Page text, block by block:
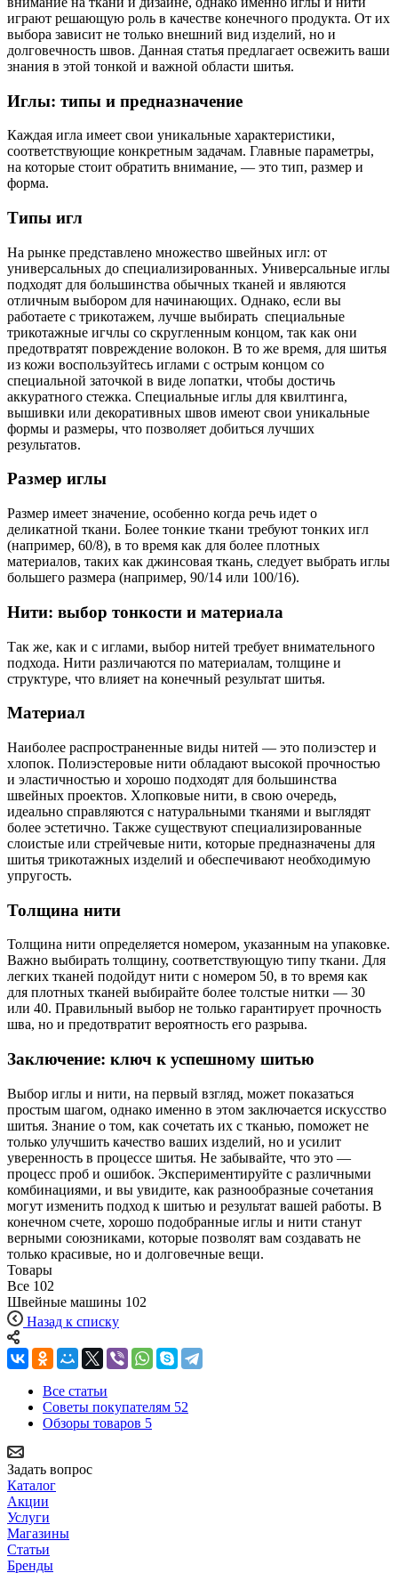
играют решающую роль в качестве конечного продукта. От их
выбора зависит не только внешний вид изделий, но и
долговечность швов. Данная статья предлагает освежить ваши
знания в этой тонкой и важной области шитья.
Иглы: типы и предназначение
Каждая игла имеет свои уникальные характеристики,
соответствующие конкретным задачам. Главные параметры,
на которые стоит обратить внимание, — это тип, размер и
форма.
Типы игл
На рынке представлено множество швейных игл: от
универсальных до специализированных. Универсальные иглы
подходят для большинства обычных тканей и являются
отличным выбором для начинающих. Однако, если вы
работаете с трикотажем, лучше выбирать специальные
трикотажные игчлы со скругленным концом, так как они
предотвратят повреждение волокон. В то же время, для шитья
из кожи воспользуйтесь иглами с острым концом со
специальной заточкой в виде лопатки, чтобы достичь
аккуратного стежка. Специальные иглы для квилтинга,
вышивки или декоративных швов имеют свои уникальные
формы и размеры, что позволяет добиться лучших
результатов.
Размер иглы
Размер имеет значение, особенно когда речь идет о
деликатной ткани. Более тонкие ткани требуют тонких игл
(например, 60/8), в то время как для более плотных
материалов, таких как джинсовая ткань, следует выбрать иглы
большего размера (например, 90/14 или 100/16).
Нити: выбор тонкости и материала
Так же, как и с иглами, выбор нитей требует внимательного
подхода. Нити различаются по материалам, толщине и
структуре, что влияет на конечный результат шитья.
Материал
Наиболее распространенные виды нитей — это полиэстер и
хлопок. Полиэстеровые нити обладают высокой прочностью
и эластичностью и хорошо подходят для большинства
швейных проектов. Хлопковые нити, в свою очередь,
идеально справляются с натуральными тканями и выглядят
более эстетично. Также существуют специализированные
слоистые или стрейчевые нити, которые предназначены для
шитья трикотажных изделий и обеспечивают необходимую
упругость.
Толщина нити
Толщина нити определяется номером, указанным на упаковке.
Важно выбирать толщину, соответствующую типу ткани. Для
легких тканей подойдут нити с номером 50, в то время как
для плотных тканей выбирайте более толстые нитки — 30
или 40. Правильный выбор не только гарантирует прочность
шва, но и предотвратит вероятность его разрыва.
Заключение: ключ к успешному шитью
Выбор иглы и нити, на первый взгляд, может показаться
простым шагом, однако именно в этом заключается искусство
шитья. Знание о том, как сочетать их с тканью, поможет не
только улучшить качество ваших изделий, но и усилит
уверенность в процессе шитья. Не забывайте, что это —
процесс проб и ошибок. Экспериментируйте с различными
комбинациями, и вы увидите, как разнообразные сочетания
могут изменить подход к шитью и результат вашей работы. В
конечном счете, хорошо подобранные иглы и нити станут
верными союзниками, которые позволят вам создавать не
только красивые, но и долговечные вещи.
Товары
Все 102
Швейные машины 102
Назад к списку
Все статьи
Советы покупателям 52
Обзоры товаров 5
Задать вопрос
Каталог
Акции
Услуги
Магазины
Статьи
Бренды